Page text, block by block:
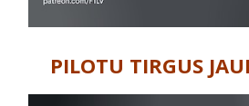
PILOTU TIRGUS